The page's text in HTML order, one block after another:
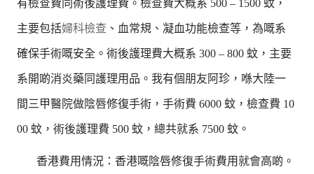
有檢查費同術後護理費。檢查費大概系 500 – 1500 蚊，
主要包括婦科檢查 、血常規、凝血功能檢查等，為嘅系
確保手術嘅安全。術後護理費大概系 300 – 800 蚊，主要
系開啲消炎藥同護理用品。我有個朋友阿珍，喺大陸一
間三甲醫院做陰唇修復手術，手術費 6000 蚊，檢查費 10
00 蚊，術後護理費 500 蚊，總共就系 7500 蚊。
香港費用情況：香港嘅陰唇修復手術費用就會高啲。